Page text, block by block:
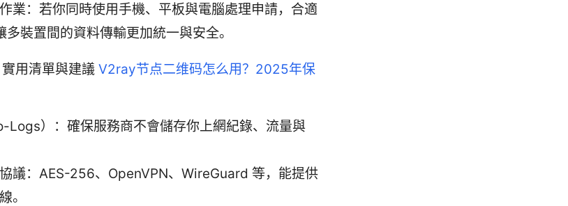
業：若你同時使用手機、平板與電腦處理申請，合適
多裝置間的資料傳輸更加統一與安全。
用清單與建議 V2ray节点二维码怎么用？2025年保
Logs）：確保服務商不會儲存你上網紀錄、流量與
議：AES-256、OpenVPN、WireGuard 等，能提供
。